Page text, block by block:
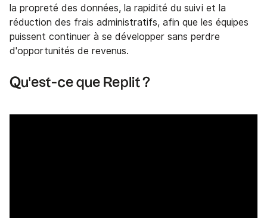
la propreté des données, la rapidité du suivi et la
réduction des frais administratifs, afin que les équipes
puissent continuer à se développer sans perdre
d'opportunités de revenus.
Qu'est-ce que Replit ?